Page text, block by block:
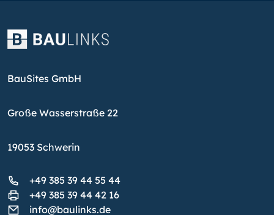
BauSites GmbH
Große Wasserstraße 22
19053 Schwerin
+49 385 39 44 55 44
+49 385 39 44 42 16
info@baulinks.de